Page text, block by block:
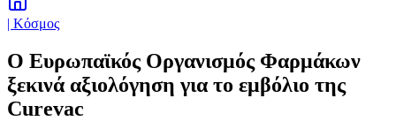
| Κόσμος
Ο Ευρωπαϊκός Οργανισμός Φαρμάκων
ξεκινά αξιολόγηση για το εμβόλιο της
Curevac